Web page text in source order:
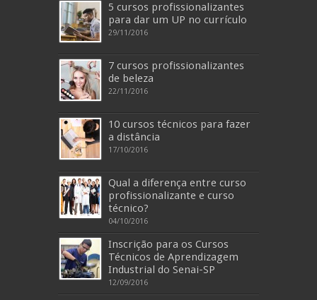
5 cursos profissionalizantes
para dar um UP no currículo
29/11/2016
7 cursos profissionalizantes
de beleza
22/11/2016
10 cursos técnicos para fazer
a distância
17/10/2016
Qual a diferença entre curso
profissionalizante e curso
técnico?
04/10/2016
Inscrição para os Cursos
Técnicos de Aprendizagem
Industrial do Senai-SP
12/09/2016